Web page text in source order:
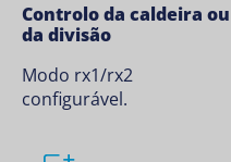
Controlo da caldeira ou
da divisão
Modo rx1/rx2
configurável.